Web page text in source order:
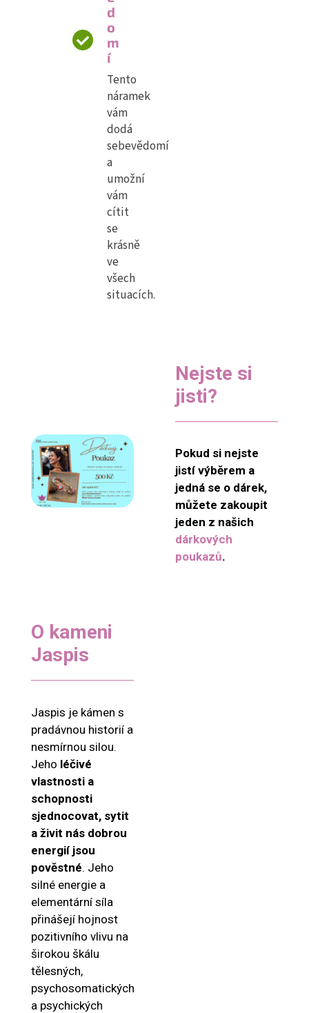
d
o
m
í
Tento
náramek
vám
dodá
sebevědomí
a
umožní
vám
cítit
se
krásně
ve
všech
situacích.
Nejste si
jisti?
Pokud si nejste
jistí výběrem a
jedná se o dárek,
můžete zakoupit
jeden z našich
dárkových
poukazů.
O kameni
Jaspis
Jaspis je kámen s
pradávnou historií a
nesmírnou silou.
Jeho léčivé
vlastnosti a
schopnosti
sjednocovat, sytit
a živit nás dobrou
energií jsou
pověstné. Jeho
silné energie a
elementární síla
přinášejí hojnost
pozitivního vlivu na
širokou škálu
tělesných,
psychosomatických
a psychických